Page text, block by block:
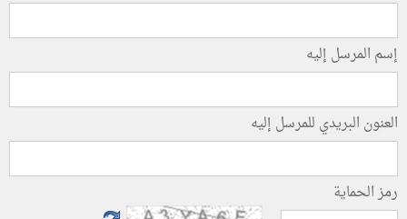
إسم المرسل إليه
العنون البريدي للمرسل إليه
رمز الحماية